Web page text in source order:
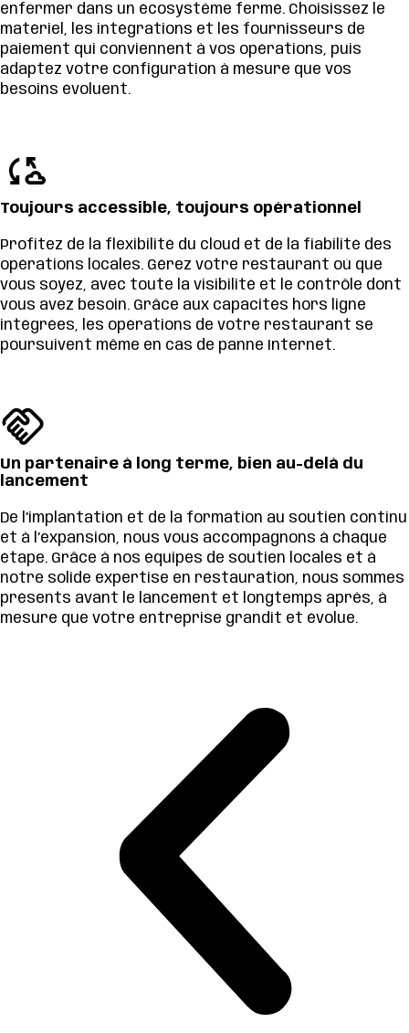
enfermer dans un écosystème fermé. Choisissez le
matériel, les intégrations et les fournisseurs de
paiement qui conviennent à vos opérations, puis
adaptez votre configuration à mesure que vos
besoins évoluent.
Toujours accessible, toujours opérationnel
Profitez de la flexibilité du cloud et de la fiabilité des
opérations locales. Gérez votre restaurant où que
vous soyez, avec toute la visibilité et le contrôle dont
vous avez besoin. Grâce aux capacités hors ligne
intégrées, les opérations de votre restaurant se
poursuivent même en cas de panne Internet.
Un partenaire à long terme, bien au-delà du
lancement
De l’implantation et de la formation au soutien continu
et à l’expansion, nous vous accompagnons à chaque
étape. Grâce à nos équipes de soutien locales et à
notre solide expertise en restauration, nous sommes
présents avant le lancement et longtemps après, à
mesure que votre entreprise grandit et évolue.